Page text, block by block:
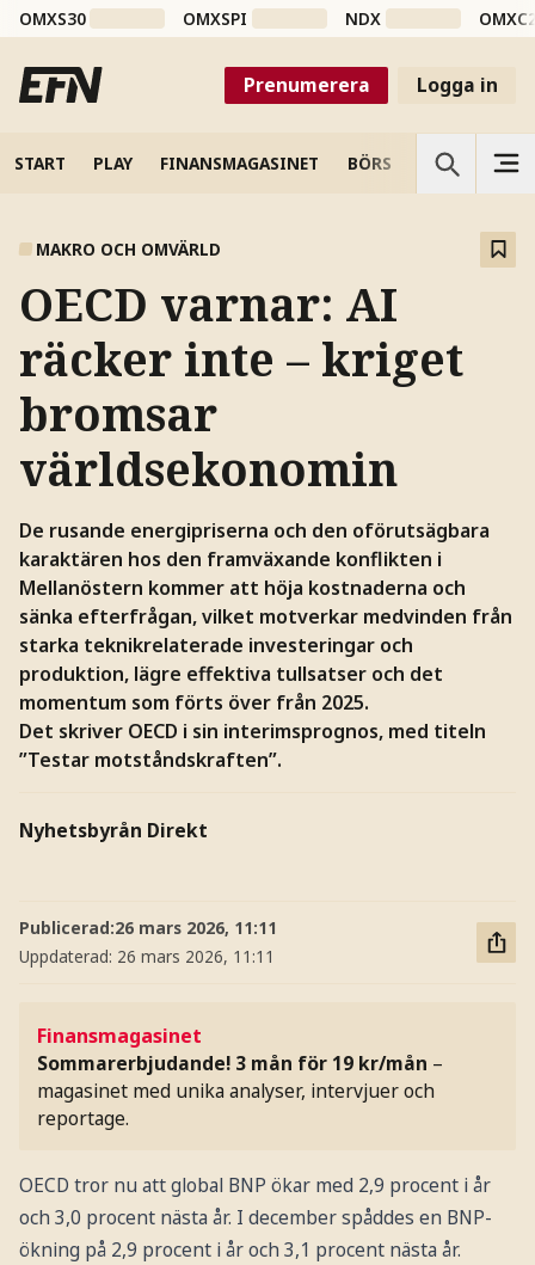
OMXS30 OMXSPI NDX
Prenumerera Logga in
START PLAY FINANSMAGASINET BÖRS VETENSKAP
MAKRO OCH OMVÄRLD
OECD varnar: AI
räcker inte – kriget
bromsar
världsekonomin
De rusande energipriserna och den oförutsägbara
karaktären hos den framväxande konflikten i
Mellanöstern kommer att höja kostnaderna och
sänka efterfrågan, vilket motverkar medvinden från
starka teknikrelaterade investeringar och
produktion, lägre effektiva tullsatser och det
momentum som förts över från 2025.
Det skriver OECD i sin interimsprognos, med titeln
”Testar motståndskraften”.
Nyhetsbyrån Direkt
Publicerad:26 mars 2026, 11:11
Uppdaterad: 26 mars 2026, 11:11
Finansmagasinet
Sommarerbjudande! 3 mån för 19 kr/mån –
magasinet med unika analyser, intervjuer och
reportage.
OECD tror nu att global BNP ökar med 2,9 procent i år
och 3,0 procent nästa år. I december spåddes en BNP-
ökning på 2,9 procent i år och 3,1 procent nästa år.